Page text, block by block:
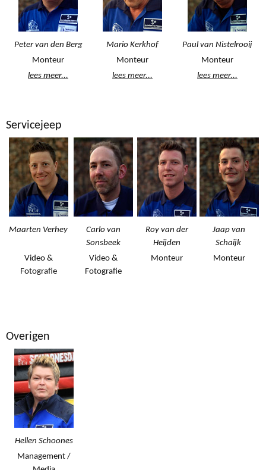
Peter van den Berg Mario Kerkhof
Paul van Nistelrooij
Monteur
Monteur
Monteur
lees meer...
lees meer... lees meer...
Servicejeep
Maarten Verhey
Carlo van
Sonsbeek
Roy van der
Heijden
Jaap van
Schaijk
Video &
Fotografie
Video &
Fotografie
Monteur Monteur
Overigen
Hellen Schoones
Management /